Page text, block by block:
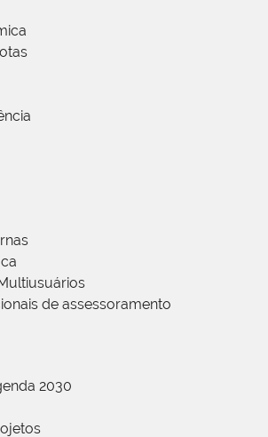
de assessoramento
2030